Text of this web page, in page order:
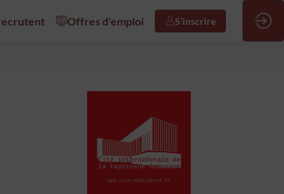
Offres d'emploi S'inscrire